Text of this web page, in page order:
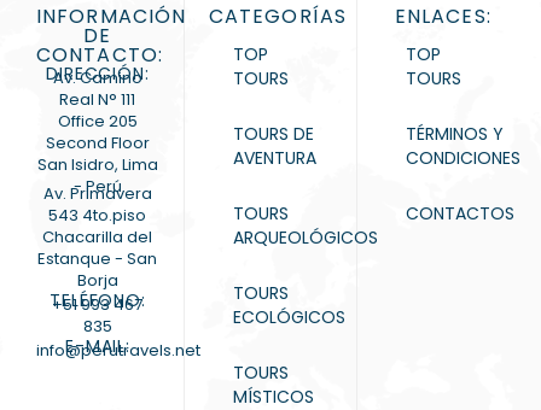
INFORMACIÓN
DE
CONTACTO:
DIRECCIÓN:
Av. Camino
Real N° 111
Office 205
Second Floor
San Isidro, Lima
- Perú
Av. Primavera
543 4to.piso
Chacarilla del
Estanque - San
Borja
TELÉFONO:
+51 993 467
835
E-MAIL:
info@perutravels.net
CATEGORÍAS
TOP
TOURS
TOURS DE
AVENTURA
TOURS
ARQUEOLÓGICOS
TOURS
ECOLÓGICOS
TOURS
MÍSTICOS
ENLACES:
TOP
TOURS
TÉRMINOS Y
CONDICIONES
CONTACTOS